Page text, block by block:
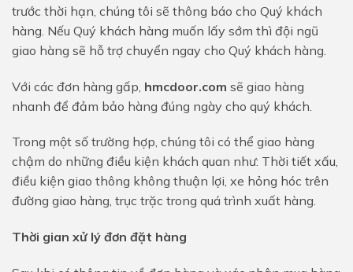
trước thời hạn, chúng tôi sẽ thông báo cho Quý khách
hàng. Nếu Quý khách hàng muốn lấy sớm thì đội ngũ
giao hàng sẽ hỗ trợ chuyển ngay cho Quý khách hàng.
Với các đơn hàng gấp, hmcdoor.com sẽ giao hàng
nhanh để đảm bảo hàng đúng ngày cho quý khách.
Trong một số trường hợp, chúng tôi có thể giao hàng
chậm do những điều kiện khách quan như: Thời tiết xấu,
điều kiện giao thông không thuận lợi, xe hỏng hóc trên
đường giao hàng, trục trặc trong quá trình xuất hàng.
Thời gian xử lý đơn đặt hàng